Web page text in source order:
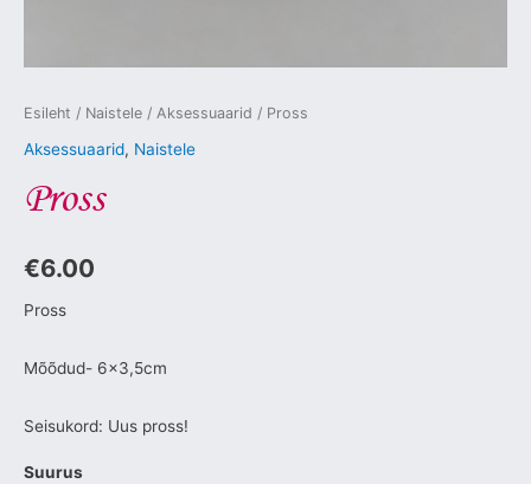
Esileht / Naistele / Aksessuaarid / Pross
Aksessuaarid, Naistele
Pross
€6.00
Pross
Mõõdud- 6×3,5cm
Seisukord: Uus pross!
Suurus